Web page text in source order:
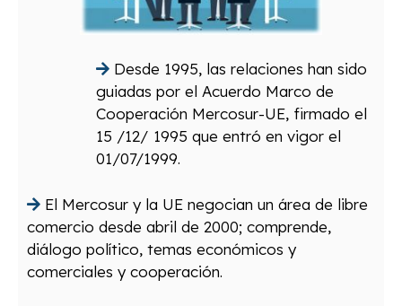
Desde 1995, las relaciones han sido
guiadas por el Acuerdo Marco de
Cooperación Mercosur-UE, firmado el
15 /12/ 1995 que entró en vigor el
01/07/1999.
El Mercosur y la UE negocian un área de libre
comercio desde abril de 2000; comprende,
diálogo político, temas económicos y
comerciales y cooperación.